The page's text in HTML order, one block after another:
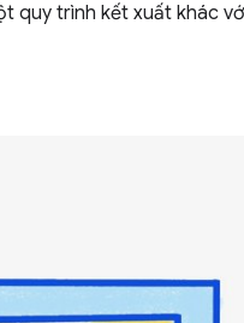
quy trình kết xuất khác